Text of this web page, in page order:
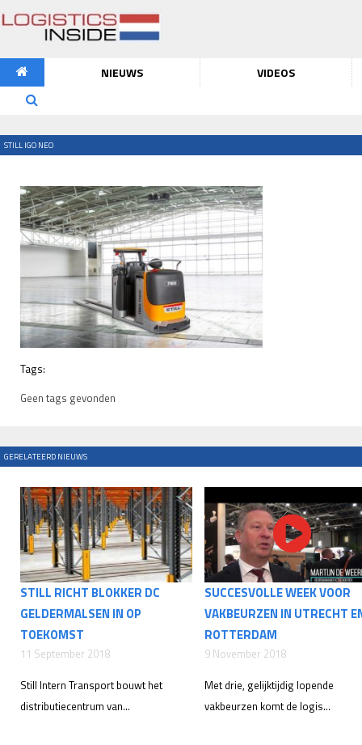
NIEUWS VIDEOS
STILL IGO NEO
Tags:
Geen tags gevonden
GERELATEERD NIEUWS
STILL RICHT BLOKKER DC
GELDERMALSEN IN OP
TOEKOMST
11 September 2018
Still Intern Transport bouwt het
distributiecentrum van...
SUCCESVOLLE WEEK VOOR
VAKBEURZEN IN UTRECHT
ROTTERDAM
9 November 2018
Met drie, gelijktijdig lopende
vakbeurzen komt de logis...